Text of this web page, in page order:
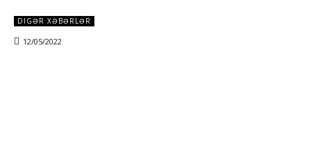
DIGƏR XƏBƏRLƏR
12/05/2022